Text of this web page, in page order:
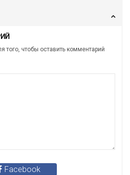
того, чтобы оставить комментарий
Facebook